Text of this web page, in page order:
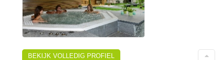
BEKIJK VOLLEDIG PROFIEL